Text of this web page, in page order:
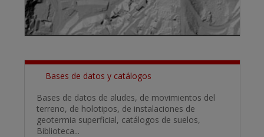
Bases de datos y catálogos
Bases de datos de aludes, de movimientos del
terreno, de holotipos, de instalaciones de
geotermia superficial, catálogos de suelos,
Biblioteca...